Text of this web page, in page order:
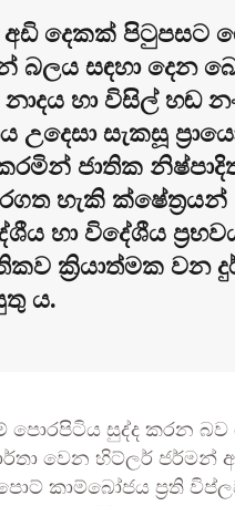
අඩි දෙකක් පිටුපසට
බලය සඳහා දෙන
හා විසිල් හඬ
සැකසූ
ජාතික
හැකි ක්ෂේත්‍රයන්
හා විදේශීය
ක්‍රියාත්මක වන
ය.
සුද්ද කරන බව
වෙන හිට්ලර් ජර්මන්
කාම්බෝජය ප්‍රති